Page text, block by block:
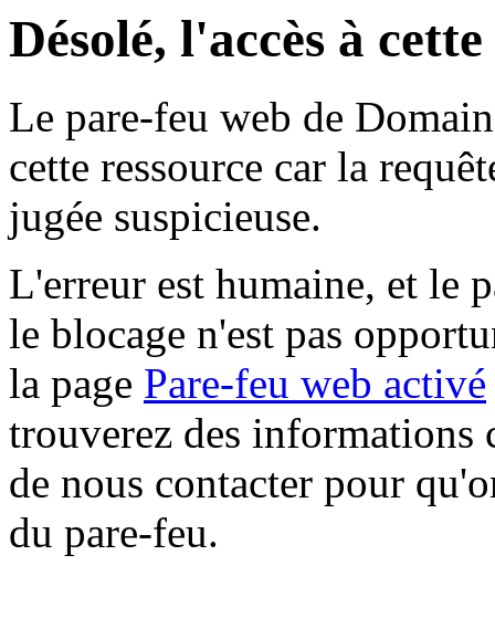
Désolé, l'accès à
Le pare-feu web de
cette ressource car la
jugée suspicieuse.
L'erreur est humaine, et le
le blocage n'est pas
la page Pare-feu web activé
trouverez des informations
de nous contacter pour
du pare-feu.